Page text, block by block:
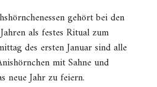
gehört bei den
als festes Ritual zum
des ersten Januar sind alle
mit Sahne und
neue Jahr zu feiern.